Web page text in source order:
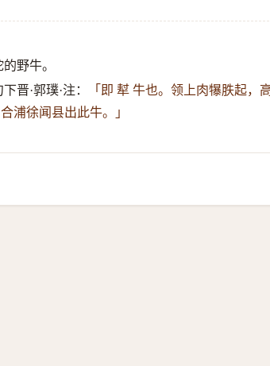
野牛。
下晋·郭璞·注：
「即 犎 牛也。领上肉犦胅起，
浦徐闻县出此牛。」